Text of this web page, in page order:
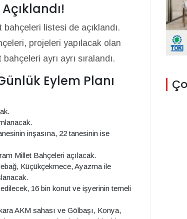
listesi de açıklandı.
projeleri yapılacak olan
ayrı ayrı sıralandı.
Eylem Planı
inşasına, 22 tanesinin ise
Millet Bahçeleri açılacak.
Küçükçekmece, Ayazma ile
16 bin konut ve işyerinin temeli
AKM sahası ve Gölbaşı, Konya,